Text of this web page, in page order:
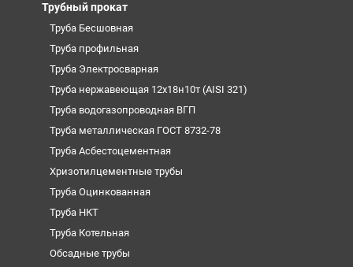
Трубный прокат
Труба Бесшовная
Труба профильная
Труба Электросварная
Труба нержавеющая 12х18н10т (AISI 321)
Труба водогазопроводная ВГП
Труба металлическая ГОСТ 8732-78
Труба Асбестоцементная
Хризотилцементные трубы
Труба Оцинкованная
Труба НКТ
Труба Котельная
Обсадные трубы